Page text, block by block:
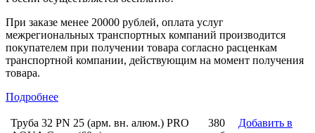
При заказе менее 20000 рублей, оплата услуг
межрегиональных транспортных компаний производится
покупателем при получении товара согласно расценкам
транспортной компании, действующим на момент получения
товара.
Подробнее
Труба 32 PN 25 (арм. вн. алюм.) PRO
380
Добавить в